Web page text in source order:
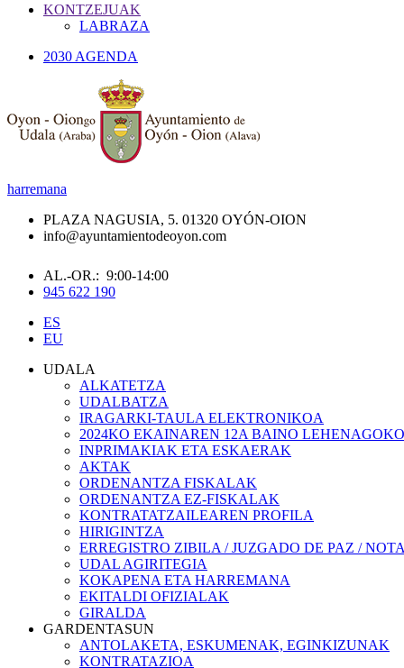
KONTZEJUAK
LABRAZA
2030 AGENDA
harremana
PLAZA NAGUSIA, 5. 01320 OYÓN-OION
info@ayuntamientodeoyon.com
AL.-OR.: 9:00-14:00
945 622 190
ES
EU
UDALA
ALKATETZA
UDALBATZA
IRAGARKI-TAULA ELEKTRONIKOA
2024KO EKAINAREN 12A BAINO
INPRIMAKIAK ETA ESKAERAK
AKTAK
ORDENANTZA FISKALAK
ORDENANTZA EZ-FISKALAK
KONTRATATZAILEAREN PROFILA
HIRIGINTZA
ERREGISTRO ZIBILA / JUZGADO DE PAZ /
UDAL AGIRITEGIA
KOKAPENA ETA HARREMANA
EKITALDI OFIZIALAK
GIRALDA
GARDENTASUN
ANTOLAKETA, ESKUMENAK, EGINKIZUNAK
KONTRATAZIOA